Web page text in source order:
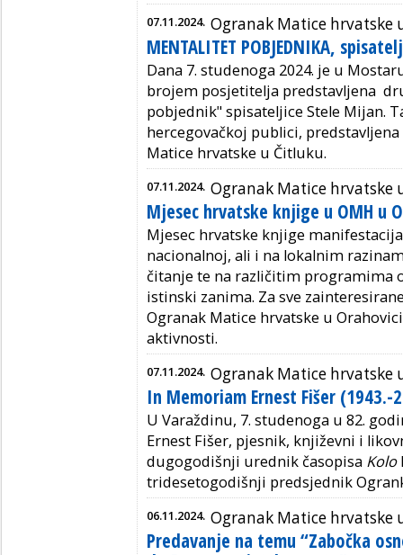
07.11.2024. Ogranak Matice hrvatske
MENTALITET POBJEDNIKA,
Dana 7. studenoga 2024. je u
brojem posjetitelja predstavljena
pobjednik" spisateljice Stele Mijan.
hercegovačkoj publici,
Matice hrvatske u Čitluku.
07.11.2024. Ogranak Matice hrvatske
Mjesec hrvatske knjige u OMH u
Mjesec hrvatske knjige
nacionalnoj, ali i na lokalnim
čitanje te na različitim programima
istinski zanima. Za sve
Ogranak Matice hrvatske u
aktivnosti.
07.11.2024. Ogranak Matice hrvatske
In Memoriam Ernest Fišer (1943.-
U Varaždinu, 7. studenoga u 82.
Ernest Fišer, pjesnik, književni i
dugogodišnji urednik časopisa Kolo
tridesetogodišnji predsjednik
06.11.2024. Ogranak Matice hrvatske
Predavanje na temu “Zabočka